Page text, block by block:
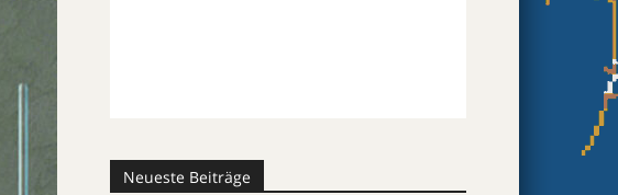
Neueste Beiträge